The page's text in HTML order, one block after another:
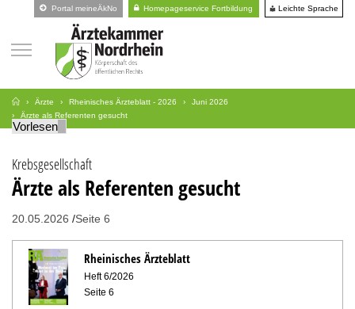
Portal meineÄkNo Homepageservice Fortbildung Leichte Sprache
Ärzte Rheinisches Ärzteblatt - 2026
Juni 2026
Ärzte als Referenten gesucht
Vorlesen
Krebsgesellschaft
Ärzte als Referenten gesucht
20.05.2026 Seite 6
Rheinisches Ärzteblatt
Heft 6/2026
Seite 6